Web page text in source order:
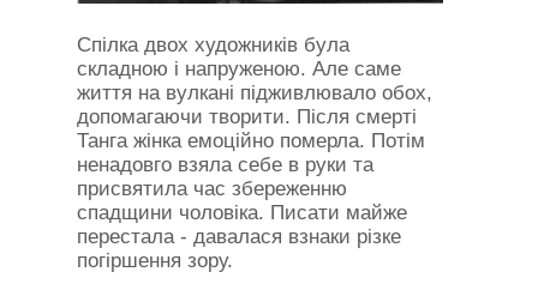
Спілка двох художників була
складною і напруженою. Але саме
життя на вулкані підживлювало обох,
допомагаючи творити. Після смерті
Танга жінка емоційно померла. Потім
ненадовго взяла себе в руки та
присвятила час збереженню
спадщини чоловіка. Писати майже
перестала - давалася взнаки різке
погіршення зору.